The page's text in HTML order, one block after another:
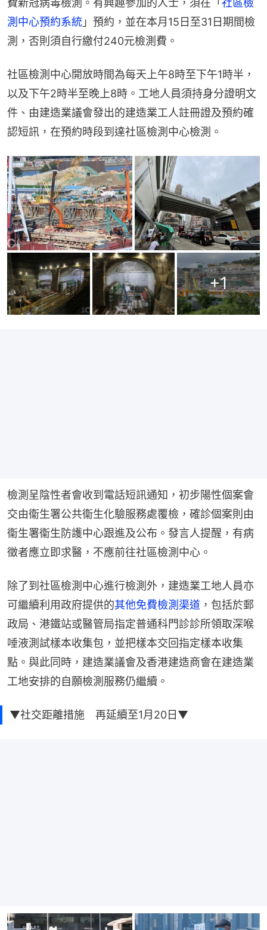
費新冠病毒檢測。有興趣參加的人士，須在「 社區檢
測中心預約系統 」預約，並在本月15日至31日期間檢
測，否則須自行繳付240元檢測費。
社區檢測中心開放時間為每天上午8時至下午1時半，
以及下午2時半至晚上8時。工地人員須持身分證明文
件、由建造業議會發出的建造業工人註冊證及預約確
認短訊，在預約時段到達社區檢測中心檢測。
+1
檢測呈陰性者會收到電話短訊通知，初步陽性個案會
交由衞生署公共衞生化驗服務處覆檢，確診個案則由
衞生署衞生防護中心跟進及公布。發言人提醒，有病
徵者應立即求醫，不應前往社區檢測中心。
除了到社區檢測中心進行檢測外，建造業工地人員亦
可繼續利用政府提供的其他免費檢測渠道 ，包括於郵
政局、港鐵站或醫管局指定普通科門診診所領取深喉
唾液測試樣本收集包，並把樣本交回指定樣本收集
點。與此同時，建造業議會及香港建造商會在建造業
工地安排的自願檢測服務仍繼續。
▼社交距離措施 再延續至1月20日▼